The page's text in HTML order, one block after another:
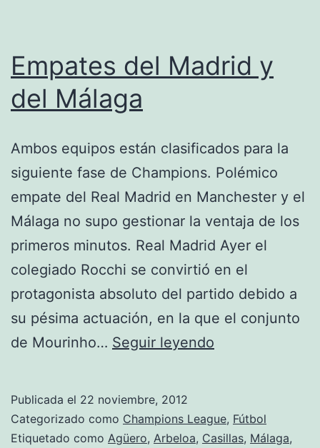
Empates del Madrid y
del Málaga
Ambos equipos están clasificados para la
siguiente fase de Champions. Polémico
empate del Real Madrid en Manchester y el
Málaga no supo gestionar la ventaja de los
primeros minutos. Real Madrid Ayer el
colegiado Rocchi se convirtió en el
protagonista absoluto del partido debido a
su pésima actuación, en la que el conjunto
de Mourinho… Seguir leyendo
y
del
Publicada el 22 noviembre, 2012
Categorizado como Champions League, Fútbol
Etiquetado como Agüero, Arbeloa, Casillas, Málaga,